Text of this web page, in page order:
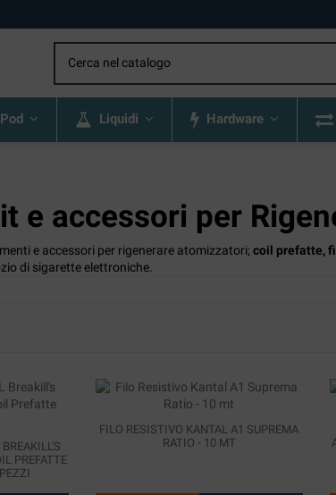
Liquidi Hardware
e accessori per
e accessori per rigenerare atomizzatori; coil prefatte,
di sigarette elettroniche.
PREFATTE
FILO RESISTIVO KANTAL A1 SUPREMA
RATIO - 10 MT